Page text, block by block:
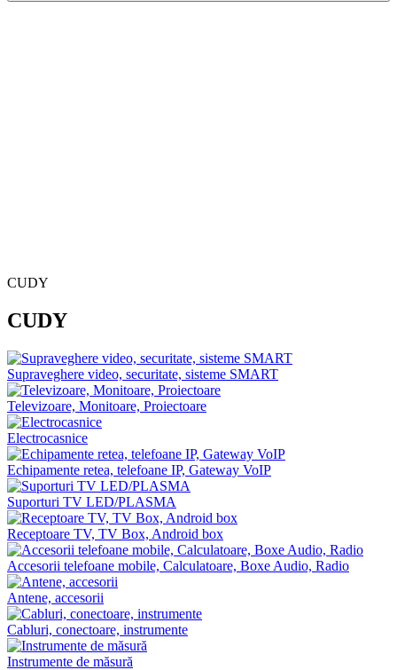
CUDY
CUDY
Supraveghere video, securitate, sisteme SMART
Televizoare, Monitoare, Proiectoare
Electrocasnice
Echipamente retea, telefoane IP, Gateway VoIP
Suporturi TV LED/PLASMA
Receptoare TV, TV Box, Android box
Accesorii telefoane mobile, Calculatoare, Boxe Audio, Radio
Antene, accesorii
Cabluri, conectoare, instrumente
Instrumente de măsură